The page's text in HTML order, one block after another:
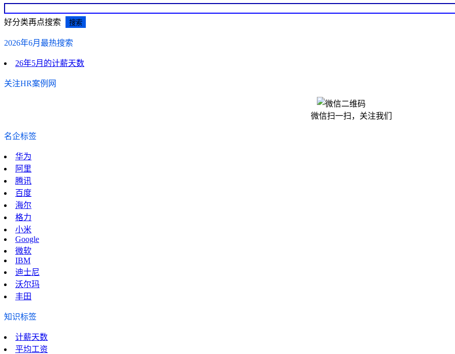
好分类再点搜索
2026年6月最热搜索
26年5月的计薪天数
关注HR案例网
微信扫一扫，关注我们
名企标签
华为
阿里
腾讯
百度
海尔
格力
小米
Google
微软
IBM
迪士尼
沃尔玛
丰田
知识标签
计薪天数
平均工资